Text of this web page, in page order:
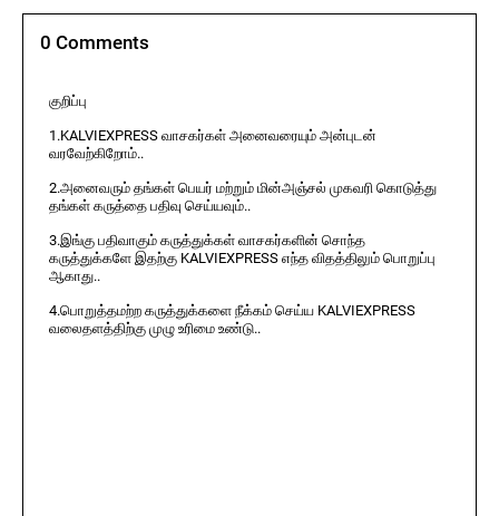
0 Comments
குறிப்பு
1.KALVIEXPRESS வாசகர்கள் அனைவரையும் அன்புடன்
வரவேற்கிறோம்..
2.அனைவரும் தங்கள் பெயர் மற்றும் மின்அஞ்சல் முகவரி கொடுத்து
தங்கள் கருத்தை பதிவு செய்யவும்..
3.இங்கு பதிவாகும் கருத்துக்கள் வாசகர்களின் சொந்த
கருத்துக்களே இதற்கு KALVIEXPRESS எந்த விதத்திலும் பொறுப்பு
ஆகாது..
4.பொறுத்தமற்ற கருத்துக்களை நீக்கம் செய்ய KALVIEXPRESS
வலைதளத்திற்கு முழு உரிமை உண்டு..